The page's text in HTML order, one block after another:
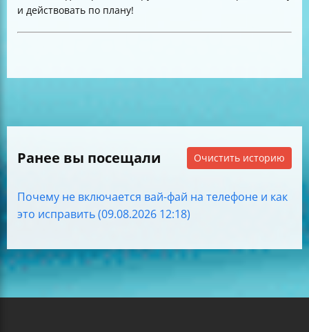
и действовать по плану!
Ранее вы посещали Очистить историю
Почему не включается вай-фай на телефоне и как
это исправить (09.08.2026 12:18)